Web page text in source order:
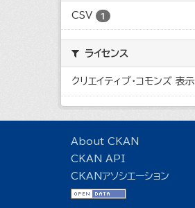
CSV 1
ライセンス
クリエイティブ・コモンズ 表示
About CKAN
CKAN API
CKANアソシエーション